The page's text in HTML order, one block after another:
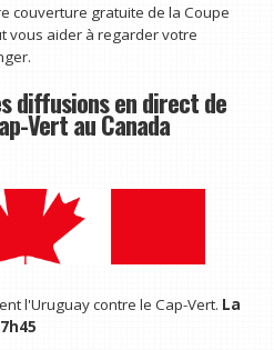
couverture gratuite de la Coupe
vous aider à regarder votre
diffusions en direct de
Vert au Canada
l'Uruguay contre le Cap-Vert. La